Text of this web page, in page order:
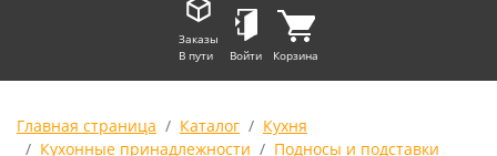
Заказы
В пути
Войти Корзина
Главная страница Каталог
Кухня
Кухонные принадлежности
Подносы и подставки